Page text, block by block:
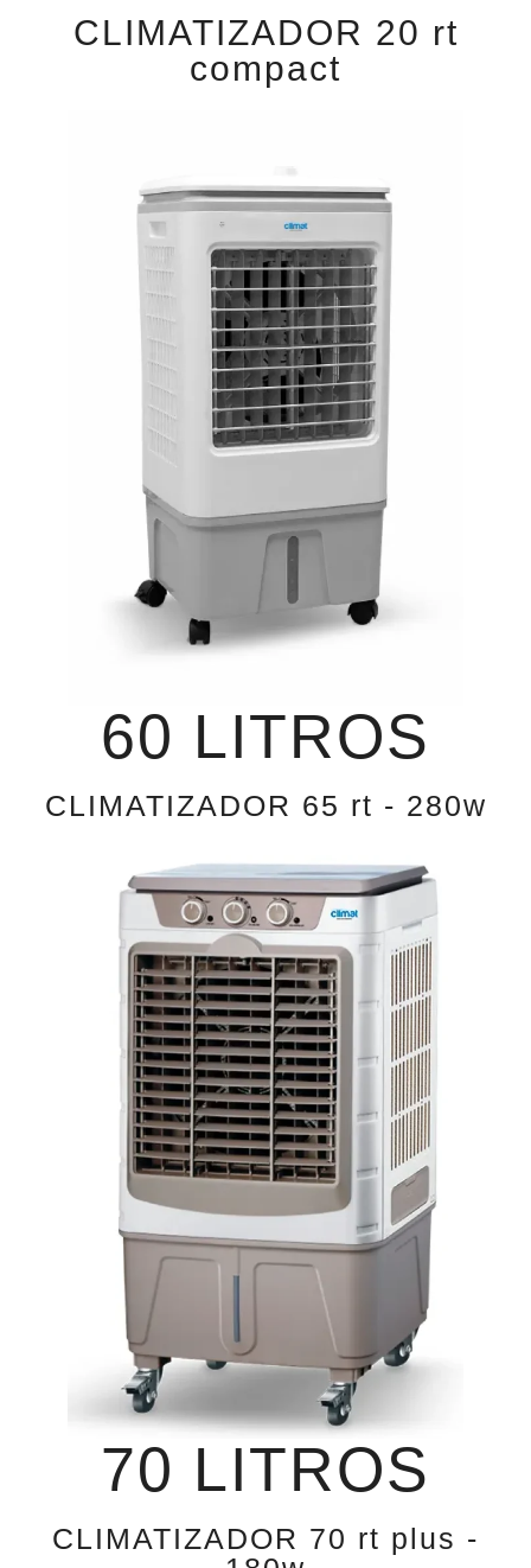
CLIMATIZADOR 20 rt
compact
60 LITROS
CLIMATIZADOR 65 rt - 280w
70 LITROS
CLIMATIZADOR 70 rt plus -